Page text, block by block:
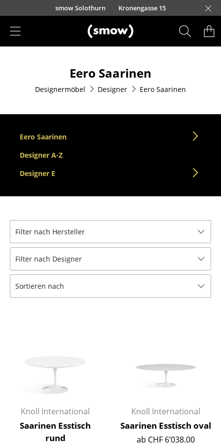
Direkt zum Inhaltsmow Solothurn Kronengasse 15
Esszimmerstühle
Sofas
Sessel
Loungesessel
Stühle
Freischwinger
Hocker
Bänke & Liegen
Sitzsäcke
Konferenzstühle
Bürosessel
Einzelteile
... alle Sitzmöbel
Eero Saarinen
Designermöbel Designer Eero Saarinen
Eero Saarinen
Designer A-Z
Designer E
Filter nach Hersteller
Filter nach Designer
Sortieren nach
Knoll International
Saarinen Esstisch
rund
Knoll International
Saarinen Esstisch oval
ab CHF 6’038.00